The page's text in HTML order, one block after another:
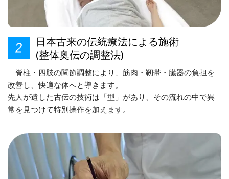
日本古来の伝統療法による施術
(整体奥伝の調整法)
脊柱・四肢の関節調整により、筋肉・靭帯・臓器の負担を
改善し、快適な体へと導きます。
先人が遺した古伝の技術は「型」があり、その流れの中で異
常を見つけて特別操作を加えます。